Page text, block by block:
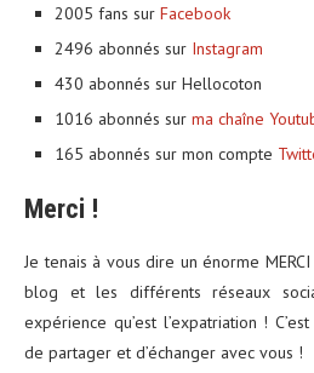
2005 fans sur Facebook
2496 abonnés sur Instagram
430 abonnés sur Hellocoton
1016 abonnés sur ma chaîne
165 abonnés sur mon compte
Merci !
Je tenais à vous dire un énorme
blog et les différents réseaux
expérience qu’est l’expatriation !
de partager et d’échanger avec vous !